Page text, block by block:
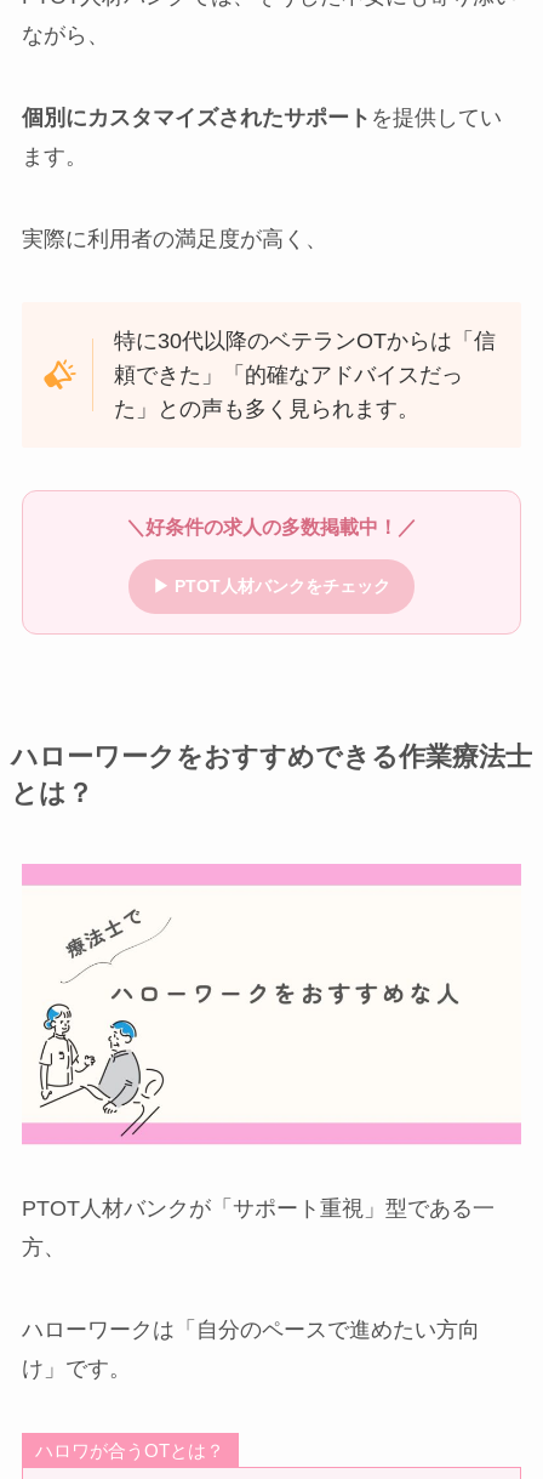
ながら、
個別にカスタマイズされたサポート を提供してい
ます。
実際に利用者の満足度が高く、
特に30代以降のベテランOTからは「信
頼できた」「的確なアドバイスだっ
た」との声も多く見られます。
＼好条件の求人の多数掲載中！／
▶ PTOT人材バンクをチェック
ハローワークをおすすめできる作業療法士
とは？
PTOT人材バンクが「サポート重視」型である一
方、
ハローワークは「自分のペースで進めたい方向
け」です。
ハロワが合うOTとは？